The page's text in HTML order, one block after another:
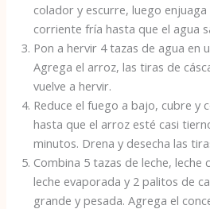
colador y escurre, luego
corriente fría hasta que el agua
Pon a hervir 4 tazas de agua en
Agrega el arroz, las tiras de
vuelve a hervir.
Reduce el fuego a bajo, cubre y
hasta que el arroz esté casi
minutos. Drena y desecha las
Combina 5 tazas de leche, leche
leche evaporada y 2 palitos de
grande y pesada. Agrega el